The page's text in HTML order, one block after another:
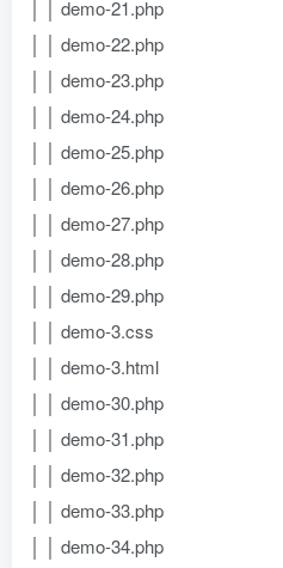
│ │ demo-21.php
│ │ demo-22.php
│ │ demo-23.php
│ │ demo-24.php
│ │ demo-25.php
│ │ demo-26.php
│ │ demo-27.php
│ │ demo-28.php
│ │ demo-29.php
│ │ demo-3.css
│ │ demo-3.html
│ │ demo-30.php
│ │ demo-31.php
│ │ demo-32.php
│ │ demo-33.php
│ │ demo-34.php